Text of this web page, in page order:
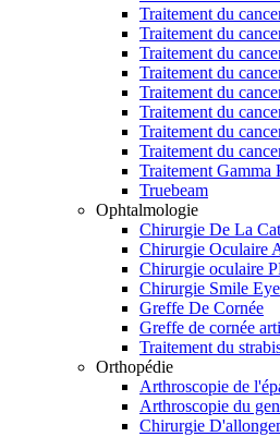
Traitement du
Traitement du
Traitement du
Traitement du
Traitement du
Traitement du
Traitement du
Traitement du
Traitement Gamma
Truebeam
Ophtalmologie
Chirurgie De La
Chirurgie Oculaire
Chirurgie oculaire
Chirurgie Smile Eye
Greffe De Cornée
Greffe de cornée
Traitement du
Orthopédie
Arthroscopie de
Arthroscopie du
Chirurgie